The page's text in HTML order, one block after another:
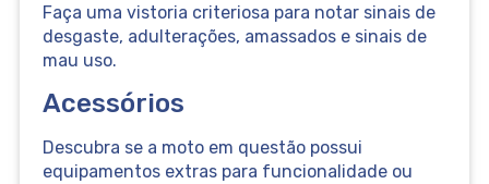
Faça uma vistoria criteriosa para notar sinais de
desgaste, adulterações, amassados e sinais de
mau uso.
Acessórios
Descubra se a moto em questão possui
equipamentos extras para funcionalidade ou